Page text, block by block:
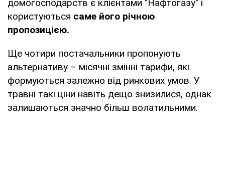
домогосподарств є клієнтами "Нафтогазу" і
користуються саме його річною
пропозицією.
Ще чотири постачальники пропонують
альтернативу – місячні змінні тарифи, які
формуються залежно від ринкових умов. У
травні такі ціни навіть дещо знизилися, однак
залишаються значно більш волатильними.